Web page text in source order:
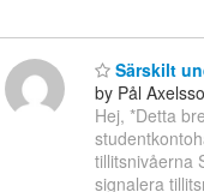
Särskilt
by Pål
Hej, *Detta
tillitsnivåerna
signalera